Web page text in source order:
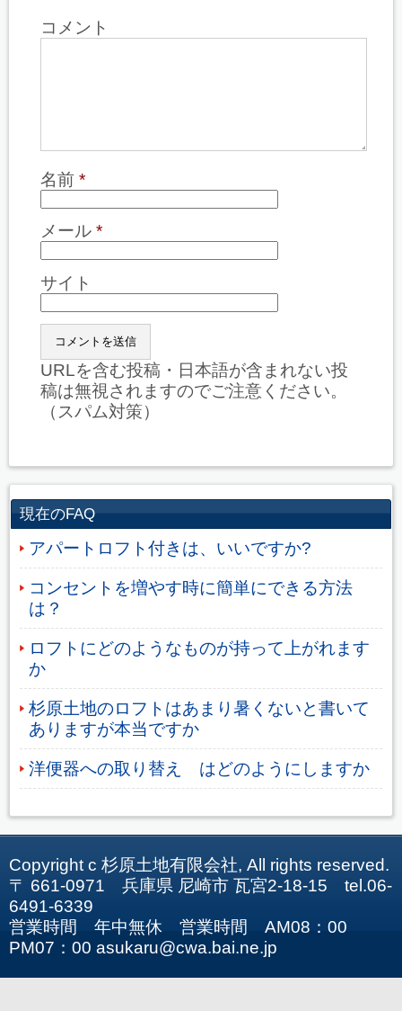
コメント
名前 *
メール *
サイト
URLを含む投稿・日本語が含まれない投
稿は無視されますのでご注意ください。
（スパム対策）
現在のFAQ
アパートロフト付きは、いいですか?
コンセントを増やす時に簡単にできる方法
は？
ロフトにどのようなものが持って上がれます
か
杉原土地のロフトはあまり暑くないと書いて
ありますが本当ですか
洋便器への取り替え はどのようにしますか
Copyright c 杉原土地有限会社, All rights reserved.
〒 661-0971 兵庫県 尼崎市 瓦宮2-18-15 tel.06-
6491-6339
営業時間 年中無休 営業時間 AM08：00
PM07：00 asukaru@cwa.bai.ne.jp